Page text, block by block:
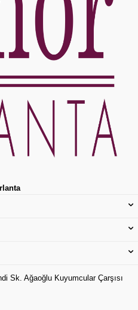
Sk. Ağaoğlu Kuyumcular Çarşısı